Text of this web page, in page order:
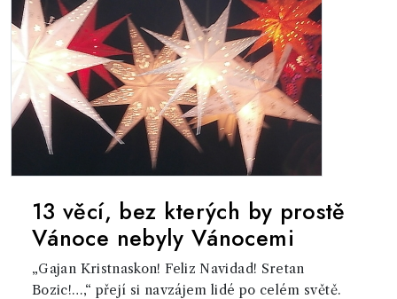
13 věcí, bez kterých by prostě
Vánoce nebyly Vánocemi
„Gajan Kristnaskon! Feliz Navidad! Sretan
Bozic!…,“ přejí si navzájem lidé po celém světě.